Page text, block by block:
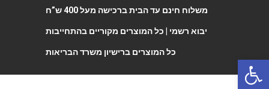
משלוח חינם עד הבית ברכישה מעל 400 ש”ח
יבוא רשמי | כל המוצרים מקוריים בהתחייבות
כל המוצרים ברישיון משרד הבריאות